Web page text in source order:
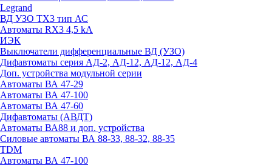
Legrand
ВД УЗО TX3 тип АС
Автоматы RX3 4,5 kA
ИЭК
Выключатели дифференциальные ВД (УЗО)
Дифавтоматы серия АД-2, АД-12, АД-12, АД-4
Доп. устройства модульной серии
Автоматы ВА 47-29
Автоматы ВА 47-100
Автоматы ВА 47-60
Дифавтоматы (АВДТ)
Автоматы ВА88 и доп. устройства
Силовые автоматы ВА 88-33, 88-32, 88-35
TDM
Автоматы ВА 47-100